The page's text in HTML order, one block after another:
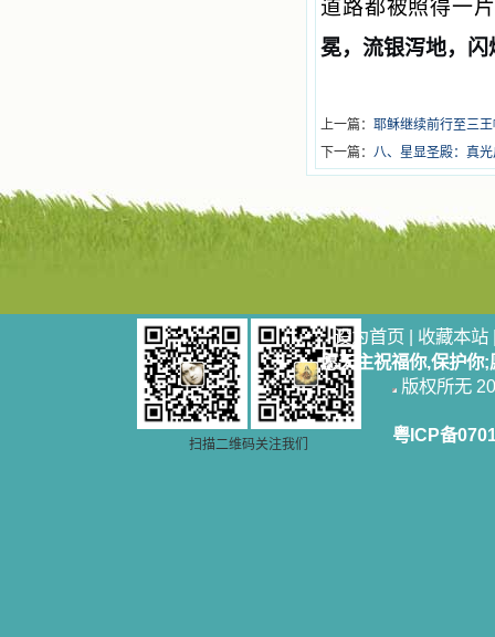
道路都被照得一
冕， 流银泻地， 闪
上一篇： 耶稣继续前行至三
下一篇： 八、星显圣殿：真
扫描二维码关注我们
设为首页 | 收藏本站
愿天主祝福你,保护你
版权所无
粤ICP备